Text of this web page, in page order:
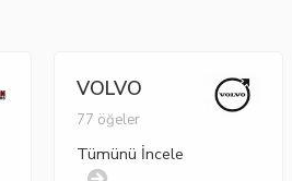
VOLVO
77 öğeler
Tümünü İncele